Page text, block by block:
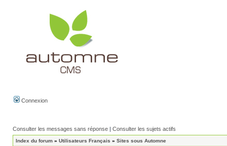
Connexion
Consulter les messages sans réponse | Consulter les sujets actifs
Index du forum » Utilisateurs Français » Sites sous Automne